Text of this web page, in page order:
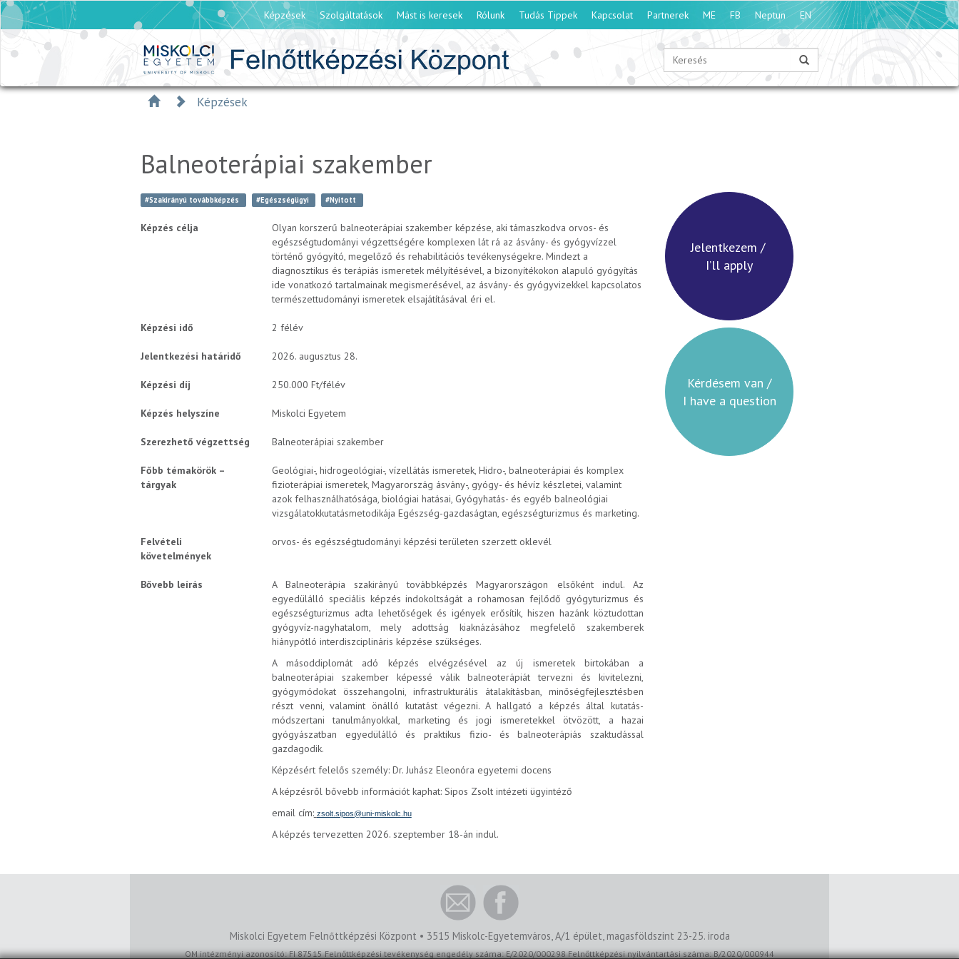
Képzések Szolgáltatások Mást is keresek Rólunk Tudás Tippek Kapcsolat Partnerek ME FB Neptun EN
Képzések
Balneoterápiai szakember
#Szakirányú továbbképzés #Egészségügyi #Nyitott
Képzés célja
Olyan korszerű balneoterápiai szakember képzése, aki támaszkodva orvos- és
egészségtudományi végzettségére komplexen lát rá az ásvány- és gyógyvízzel
történő gyógyító, megelőző és rehabilitációs tevékenységekre. Mindezt a
diagnosztikus és terápiás ismeretek mélyítésével, a bizonyítékokon alapuló gyógyítás
ide vonatkozó tartalmainak megismerésével, az ásvány- és gyógyvizekkel kapcsolatos
természettudományi ismeretek elsajátításával éri el.
Képzési idő 2 félév
Jelentkezési határidő 2026. augusztus 28.
Képzési díj 250.000 Ft/félév
Képzés helyszíne Miskolci Egyetem
Szerezhető végzettség Balneoterápiai szakember
Főbb témakörök –
tárgyak
Geológiai-, hidrogeológiai-, vízellátás ismeretek, Hidro-, balneoterápiai és komplex
fizioterápiai ismeretek, Magyarország ásvány-, gyógy- és hévíz készletei, valamint
azok felhasználhatósága, biológiai hatásai, Gyógyhatás- és egyéb balneológiai
vizsgálatokkutatásmetodikája Egészség-gazdaságtan, egészségturizmus és marketing.
Felvételi
követelmények
orvos- és egészségtudományi képzési területen szerzett oklevél
Bővebb leírás
A Balneoterápia szakirányú továbbképzés Magyarországon elsőként indul. Az
egyedülálló speciális képzés indokoltságát a rohamosan fejlődő gyógyturizmus és
egészségturizmus adta lehetőségek és igények erősítik, hiszen hazánk köztudottan
gyógyvíz-nagyhatalom, mely adottság kiaknázásához megfelelő szakemberek
hiánypótló interdiszciplináris képzése szükséges.
A másoddiplomát adó képzés elvégzésével az új ismeretek birtokában a
balneoterápiai szakember képessé válik balneoterápiát tervezni és kivitelezni,
gyógymódokat összehangolni, infrastrukturális átalakításban, minőségfejlesztésben
részt venni, valamint önálló kutatást végezni. A hallgató a képzés által kutatás-
módszertani tanulmányokkal, marketing és jogi ismeretekkel ötvözött, a hazai
gyógyászatban egyedülálló és praktikus fizio- és balneoterápiás szaktudással
gazdagodik.
Képzésért felelős személy: Dr. Juhász Eleonóra egyetemi docens
A képzésről bővebb információt kaphat: Sipos Zsolt intézeti ügyintéző
email cím: zsolt.sipos@uni-miskolc.hu
A képzés tervezetten 2026. szeptember 18-án indul.
Jelentkezem /
I’ll apply
Kérdésem van /
I have a question
Miskolci Egyetem Felnőttképzési Központ • 3515 Miskolc-Egyetemváros, A/1 épület, magasföldszint 23-25. iroda
OM intézményi azonosító: FI 87515 Felnőttképzési tevékenység engedély száma: E/2020/000298 Felnőttképzési nyilvántartási száma: B/2020/000944